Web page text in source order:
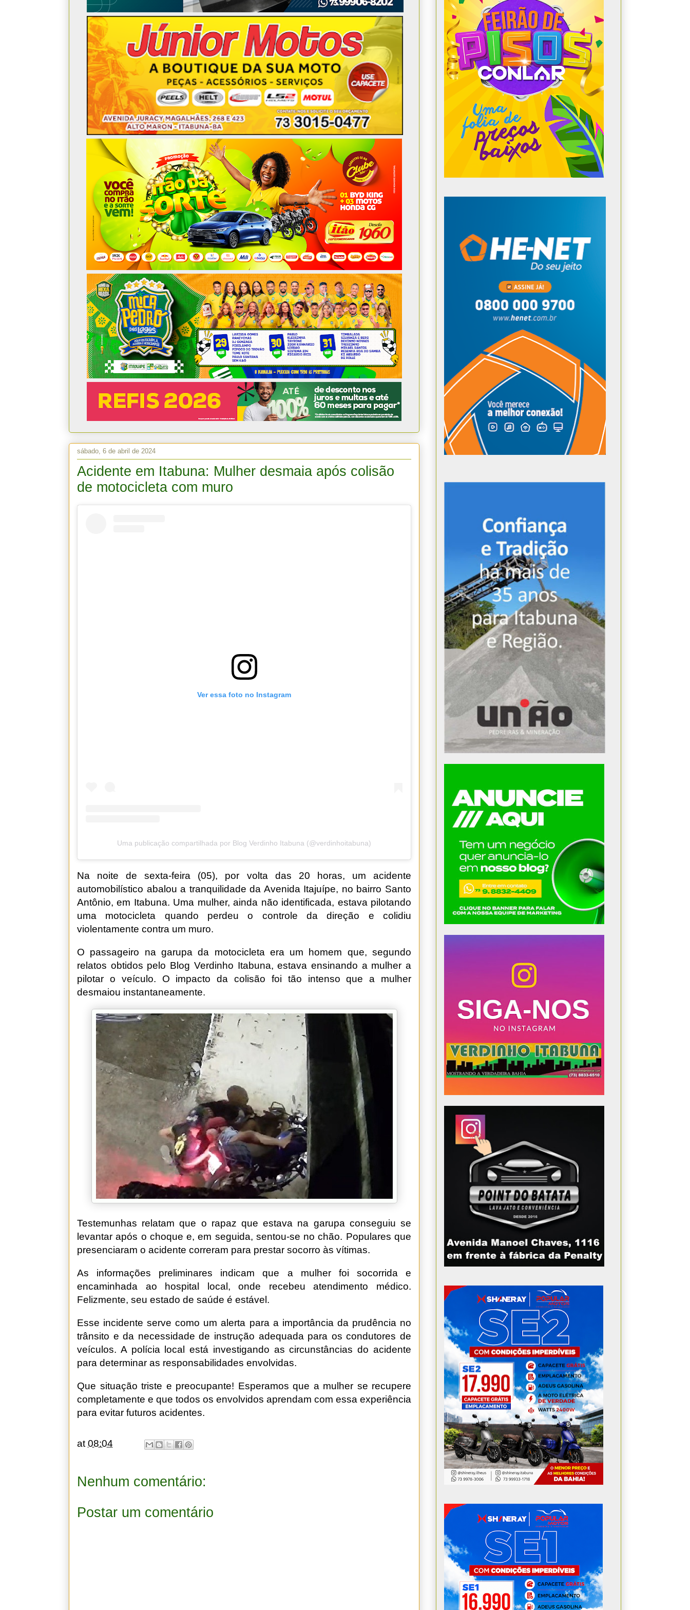
sábado, 6 de abril de 2024
Acidente em Itabuna: Mulher desmaia após colisão
de motocicleta com muro
Ver essa foto no Instagram
Uma publicação compartilhada por Blog Verdinho Itabuna (@verdinhoitabuna)
Na noite de sexta-feira (05), por volta das 20 horas, um acidente
automobilístico abalou a tranquilidade da Avenida Itajuípe, no bairro Santo
Antônio, em Itabuna. Uma mulher, ainda não identificada, estava pilotando
uma motocicleta quando perdeu o controle da direção e colidiu
violentamente contra um muro.
O passageiro na garupa da motocicleta era um homem que, segundo
relatos obtidos pelo Blog Verdinho Itabuna, estava ensinando a mulher a
pilotar o veículo. O impacto da colisão foi tão intenso que a mulher
desmaiou instantaneamente.
Testemunhas relatam que o rapaz que estava na garupa conseguiu se
levantar após o choque e, em seguida, sentou-se no chão. Populares que
presenciaram o acidente correram para prestar socorro às vítimas.
As informações preliminares indicam que a mulher foi socorrida e
encaminhada ao hospital local, onde recebeu atendimento médico.
Felizmente, seu estado de saúde é estável.
Esse incidente serve como um alerta para a importância da prudência no
trânsito e da necessidade de instrução adequada para os condutores de
veículos. A polícia local está investigando as circunstâncias do acidente
para determinar as responsabilidades envolvidas.
Que situação triste e preocupante! Esperamos que a mulher se recupere
completamente e que todos os envolvidos aprendam com essa experiência
para evitar futuros acidentes.
at08:04
Nenhum comentário:
Postar um comentário